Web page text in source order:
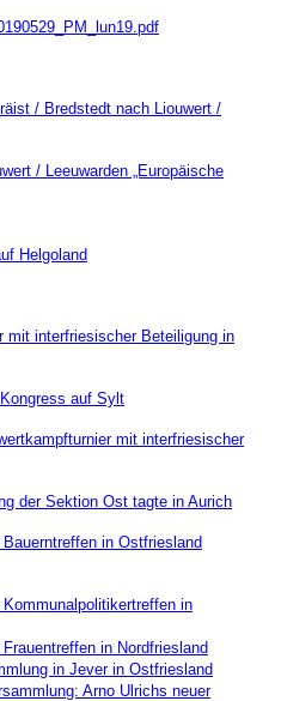
/ Bredstedt nach Liouwert /
/ Leeuwarden „Europäische
Helgoland
mit interfriesischer Beteiligung in
auf Sylt
mit interfriesischer
der Sektion Ost tagte in Aurich
in Ostfriesland
in
in Nordfriesland
in Jever in Ostfriesland
Arno Ulrichs neuer